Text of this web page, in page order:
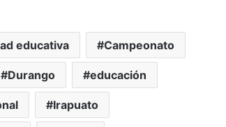
educativa Campeonato
Durango educación
Irapuato